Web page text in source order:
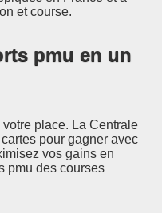
et course.
pmu en un
place. La Centrale
pour gagner avec
vos gains en
pmu des courses